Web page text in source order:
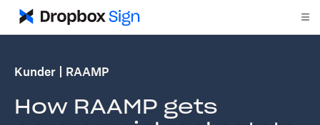
Kunder RAAMP
How RAAMP gets